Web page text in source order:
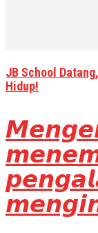
JB School
Hidup!